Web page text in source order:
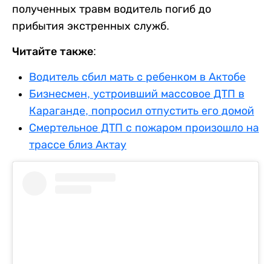
полученных травм водитель погиб до
прибытия экстренных служб.
Читайте также:
Водитель сбил мать с ребенком в Актобе
Бизнесмен, устроивший массовое ДТП в
Караганде, попросил отпустить его домой
Смертельное ДТП с пожаром произошло на
трассе близ Актау